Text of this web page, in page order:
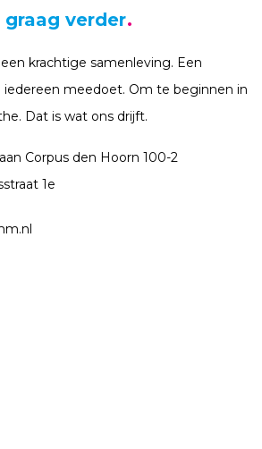
verder
krachtige samenleving. Een
iedereen meedoet. Om te beginnen in
Dat is wat ons drijft.
Corpus den Hoorn 100-2
1e